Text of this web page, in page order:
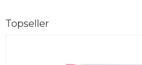
Topseller